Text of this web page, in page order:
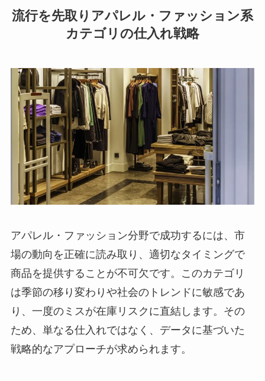
流行を先取りアパレル・ファッション系
カテゴリの仕入れ戦略
アパレル・ファッション分野で成功するには、市
場の動向を正確に読み取り、適切なタイミングで
商品を提供することが不可欠です。このカテゴリ
は季節の移り変わりや社会のトレンドに敏感であ
り、一度のミスが在庫リスクに直結します。その
ため、単なる仕入れではなく、データに基づいた
戦略的なアプローチが求められます。